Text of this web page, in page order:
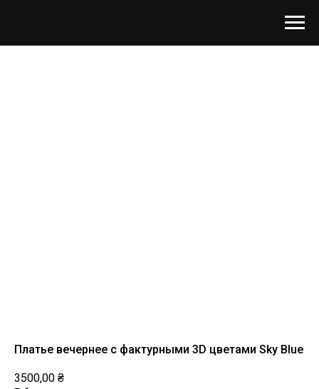
Платье вечернее с фактурными 3D цветами Sky Blue
3500,00 ₴